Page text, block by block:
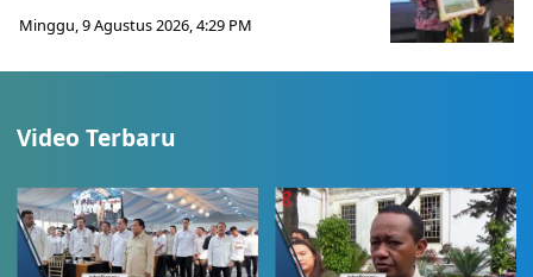
Minggu, 9 Agustus 2026, 4:29 PM
Video Terbaru